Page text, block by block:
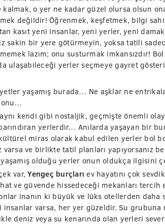
kalmak, o yer ne kadar güzel olursa olsun
değildir! Öğrenmek, keşfetmek, bilgi
kasıt yeni insanlar, yeni yerler, yeni
sakin bir yere götürmeyin, yoksa tatili
lazım; onu susturmak imkansızdır!
ulaşabileceği yerler seçmeye gayret
yaşamış burada… Ne aşklar ne
onu…
kendi gibi nostaljik, geçmişte önemli
yerlerdir… Anılarda yaşayan bir
miras olarak kabul edilen yerler bol
varsa ve birlikte tatil planları yapıyorsanız
yaşamış olduğu yerler onun oldukça ilgisini
var,Yengeç burçları ev hayatını çok
ve güvende hissedeceği mekanları tercih
inanın ki büyük ve lüks otellerden daha
insanlar varsa, her yer güzeldir. Su
deniz veya su kenarında olan yerleri